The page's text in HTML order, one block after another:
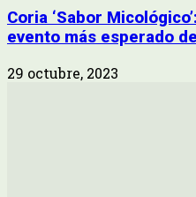
Coria ‘Sabor
evento más esperado
29 octubre, 2023